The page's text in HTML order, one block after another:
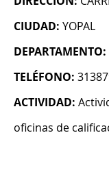
CIUDAD: YOPAL
DEPARTAMENTO:
TELÉFONO:
ACTIVIDAD:
oficinas de